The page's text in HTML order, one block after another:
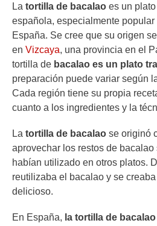
La tortilla de bacalao es un
española, especialmente
España. Se cree que su origen
en Vizcaya, una provincia en el
tortilla de bacalao es un plato
preparación puede variar según
Cada región tiene su propia
cuanto a los ingredientes y la
La tortilla de bacalao se originó
aprovechar los restos de
habían utilizado en otros platos.
reutilizaba el bacalao y se
delicioso.
En España, la tortilla de